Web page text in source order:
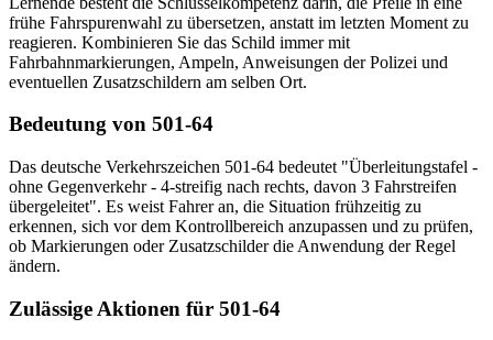
frühe Fahrspurenwahl zu übersetzen, anstatt im letzten Moment zu
reagieren. Kombinieren Sie das Schild immer mit
Fahrbahnmarkierungen, Ampeln, Anweisungen der Polizei und
eventuellen Zusatzschildern am selben Ort.
Bedeutung von 501-64
Das deutsche Verkehrszeichen 501-64 bedeutet "Überleitungstafel -
ohne Gegenverkehr - 4-streifig nach rechts, davon 3 Fahrstreifen
übergeleitet". Es weist Fahrer an, die Situation frühzeitig zu
erkennen, sich vor dem Kontrollbereich anzupassen und zu prüfen,
ob Markierungen oder Zusatzschilder die Anwendung der Regel
ändern.
Zulässige Aktionen für 501-64